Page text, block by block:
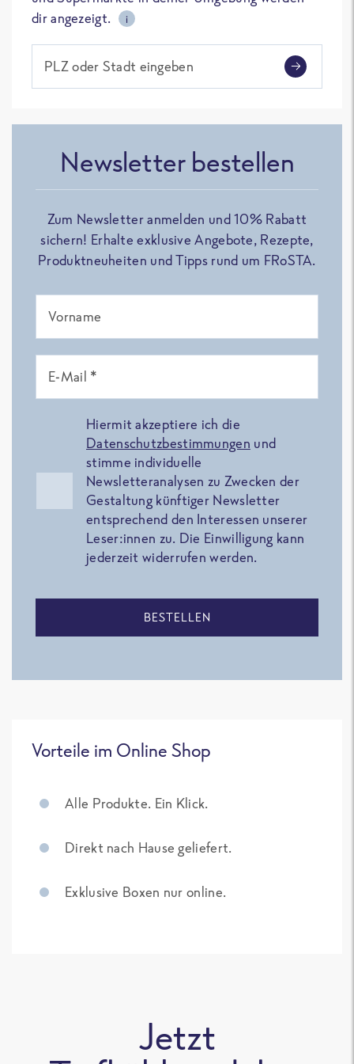
dir angezeigt.
i
PLZ oder Stadt eingeben
Newsletter bestellen
Zum Newsletter anmelden und 10% Rabatt
sichern! Erhalte exklusive Angebote, Rezepte,
Produktneuheiten und Tipps rund um FRoSTA.
Vorname
E-Mail *
Hiermit akzeptiere ich die
Datenschutzbestimmungen und
stimme individuelle
Newsletteranalysen zu Zwecken der
Gestaltung künftiger Newsletter
entsprechend den Interessen unserer
Leser:innen zu. Die Einwilligung kann
jederzeit widerrufen werden.
BESTELLEN
Vorteile im Online Shop
Alle Produkte. Ein Klick.
Direkt nach Hause geliefert.
Exklusive Boxen nur online.
Jetzt